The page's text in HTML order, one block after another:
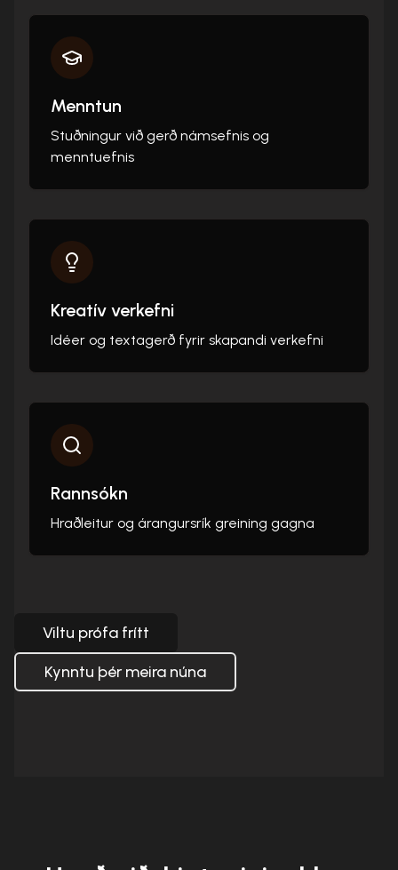
Menntun
Stuðningur við gerð námsefnis og
menntuefnis
Kreatív verkefni
Idéer og textagerð fyrir skapandi verkefni
Rannsókn
Hraðleitur og árangursrík greining gagna
Viltu prófa frítt
Kynntu þér meira núna